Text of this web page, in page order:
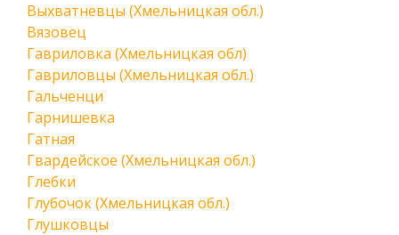
Выхватневцы (Хмельницкая обл.)
Вязовец
Гавриловка (Хмельницкая обл)
Гавриловцы (Хмельницкая обл.)
Гальченци
Гарнишевка
Гатная
Гвардейское (Хмельницкая обл.)
Глебки
Глубочок (Хмельницкая обл.)
Глушковцы